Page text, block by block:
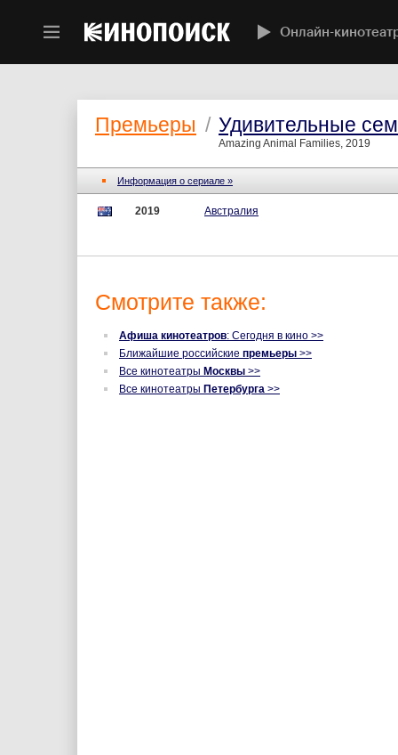
Онлайн-
Премьеры / Удивительные
Amazing Animal Families, 2019
Информация о сериале »
2019 Австралия
Смотрите также:
Афиша кинотеатров: Сегодня в кино >>
Ближайшие российские премьеры >>
Все кинотеатры Москвы >>
Все кинотеатры Петербурга >>